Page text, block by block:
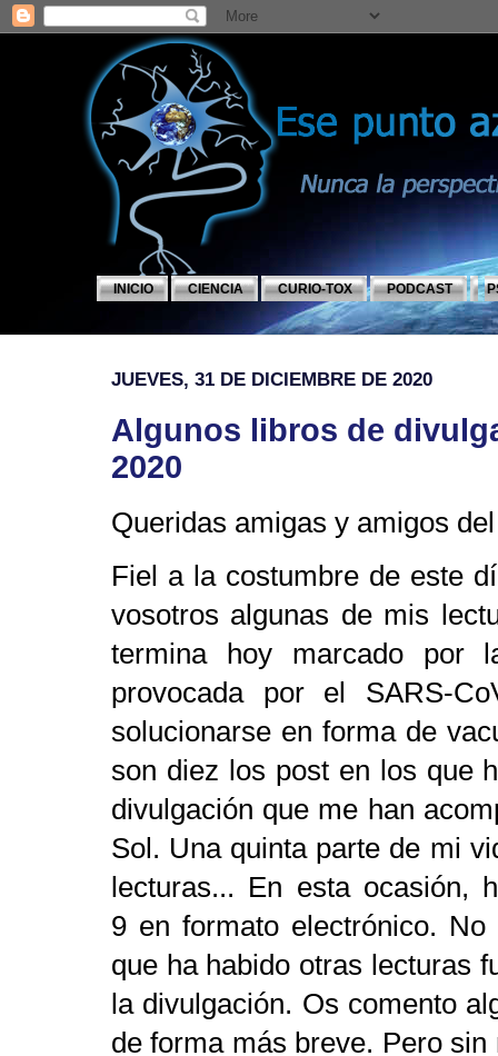
INICIO CIENCIA CURIO-TOX PODCAST
JUEVES, 31 DE DICIEMBRE DE 2020
Algunos libros de
2020
Queridas amigas y amigos
Fiel a la costumbre de este
vosotros algunas de mis
termina hoy marcado por
provocada por el SARS-
solucionarse en forma de
son diez los post en los que
divulgación que me han
Sol. Una quinta parte de mi
lecturas... En esta ocasión,
9 en formato electrónico.
que ha habido otras lecturas
la divulgación. Os comento
de forma más breve. Pero